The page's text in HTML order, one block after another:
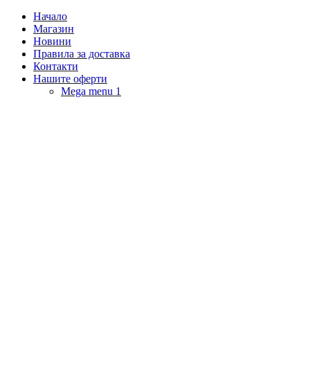
Начало
Магазин
Новини
Правила за доставка
Контакти
Нашите оферти
Mega menu 1